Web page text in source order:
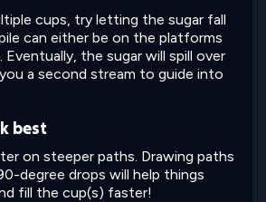
cups, try letting the sugar fall
can either be on the platforms
the sugar will spill over
a second stream to guide into
best
on steeper paths. Drawing paths
degree drops will help things
fill the cup(s) faster!